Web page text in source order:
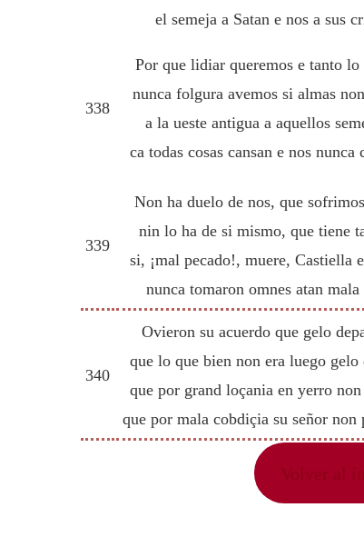
el semeja a Satan e nos a sus
338
Por que lidiar queremos e tanto lo
nunca folgura avemos si almas
a la ueste antigua a aquellos
ca todas cosas cansan e nos nunca
339
Non ha duelo de nos, que
nin lo ha de si mismo, que tiene
si, ¡mal pecado!, muere, Castiella
nunca tomaron omnes atan mala
340
Ovieron su acuerdo que gelo
que lo que bien non era luego gelo
que por grand loçania en yerro non
que por mala cobdiçia su señor non